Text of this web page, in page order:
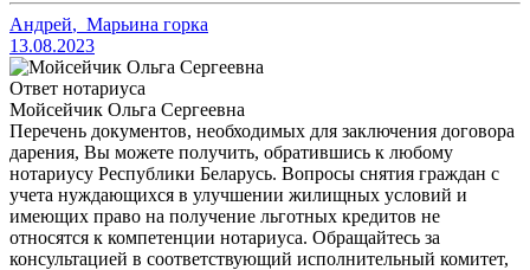
Андрей, Марьина горка
13.08.2023
Ответ нотариуса
Мойсейчик Ольга Сергеевна
Перечень документов, необходимых для заключения договора
дарения, Вы можете получить, обратившись к любому
нотариусу Республики Беларусь. Вопросы снятия граждан с
учета нуждающихся в улучшении жилищных условий и
имеющих право на получение льготных кредитов не
относятся к компетенции нотариуса. Обращайтесь за
консультацией в соответствующий исполнительный комитет,